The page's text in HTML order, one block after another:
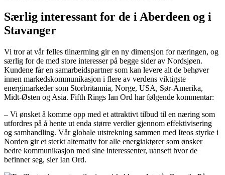
Særlig interessant for de i Aberdeen og i
Stavanger
Vi tror at vår felles tilnærming gir en ny dimensjon for næringen, og
særlig for de med store interesser på begge sider av Nordsjøen.
Kundene får en samarbeidspartner som kan levere alt de behøver
innen markedskommunikasjon i flere av verdens viktigste
energimarkeder som Storbritannia, Norge, USA, Sør-Amerika,
Midt-Østen og Asia. Fifth Rings Ian Ord har følgende kommentar:
– Vi ønsket å komme opp med et attraktivt tilbud til en næring som
utfordres på å hente ut enda større verdier gjennom effektivisering
og samhandling. Vår globale utstrekning sammen med Iteos styrke i
Norden gir et sterkt alternativ for alle energiaktører som ønsker
bedre kommunikasjon med sine interessenter, uansett hvor de
befinner seg, sier Ian Ord.